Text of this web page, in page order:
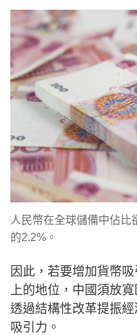
人民幣在全球儲備中佔比
的2.2%。
因此，若要增加貨幣
上的地位，中國須放
透過結構性改革提振
吸引力。